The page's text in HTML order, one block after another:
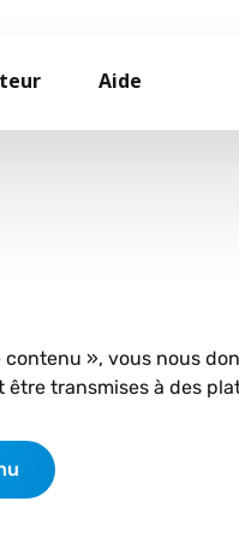
Aide
», vous nous
transmises à des